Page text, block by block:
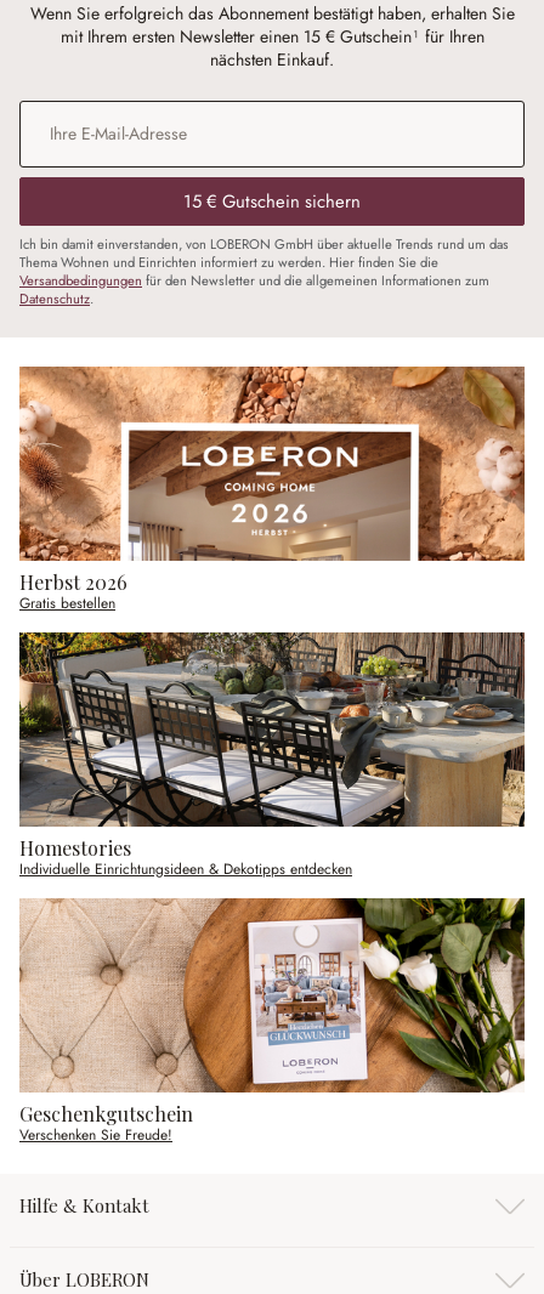
Wenn Sie erfolgreich das Abonnement bestätigt haben, erhalten Sie
mit Ihrem ersten Newsletter einen 15 € Gutschein¹ für Ihren
nächsten Einkauf.
E-Mail-Adresse
15 € Gutschein sichern
Ich bin damit einverstanden, von LOBERON GmbH über aktuelle Trends rund um das
Thema Wohnen und Einrichten informiert zu werden. Hier finden Sie die
Versandbedingungen für den Newsletter und die allgemeinen Informationen zum
Datenschutz.
Herbst 2026
Gratis bestellen
Homestories
Individuelle Einrichtungsideen & Dekotipps entdecken
Geschenkgutschein
Verschenken Sie Freude!
Hilfe & Kontakt
Über LOBERON